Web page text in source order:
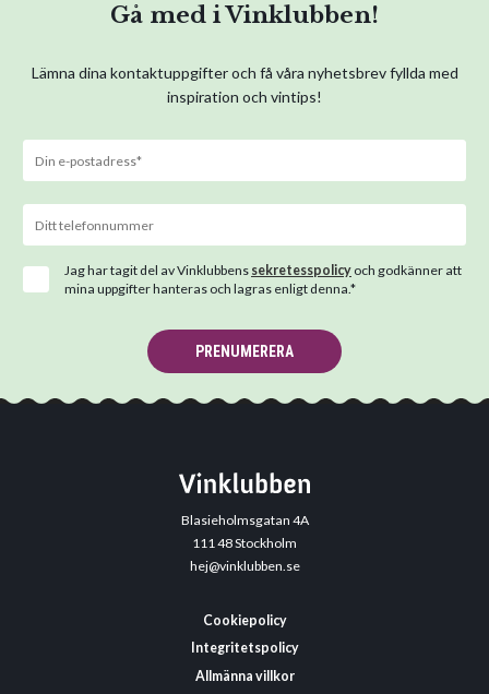
Gå med i Vinklubben!
Lämna dina kontaktuppgifter och få våra nyhetsbrev fyllda med
inspiration och vintips!
Jag har tagit del av Vinklubbens sekretesspolicy och godkänner att
mina uppgifter hanteras och lagras enligt denna.*
PRENUMERERA
Blasieholmsgatan 4A
111 48 Stockholm
hej@vinklubben.se
Cookiepolicy
Integritetspolicy
Allmänna villkor